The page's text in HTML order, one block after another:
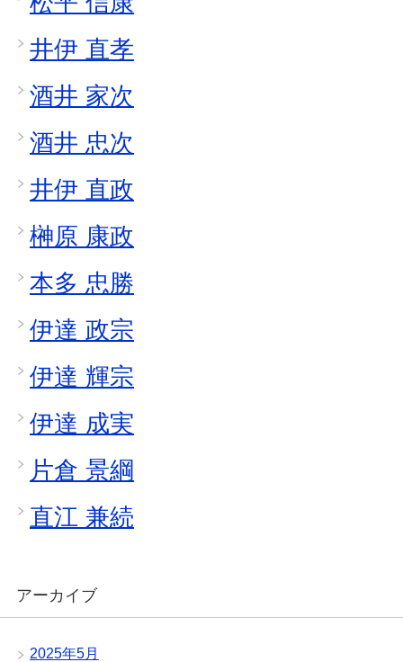
井伊 直孝
酒井 家次
酒井 忠次
井伊 直政
榊原 康政
本多 忠勝
伊達 政宗
伊達 輝宗
伊達 成実
片倉 景綱
直江 兼続
アーカイブ
2025年5月